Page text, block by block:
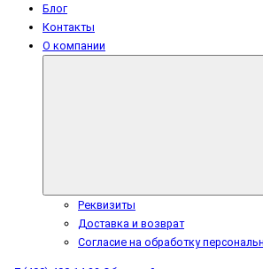
Блог
Контакты
О компании
Реквизиты
Доставка и возврат
Согласие на обработку